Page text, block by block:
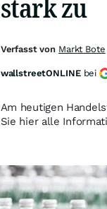
stark zu
Am heutigen
Sie hier alle
Verfasst von Markt Bote
wallstreetONLINE bei